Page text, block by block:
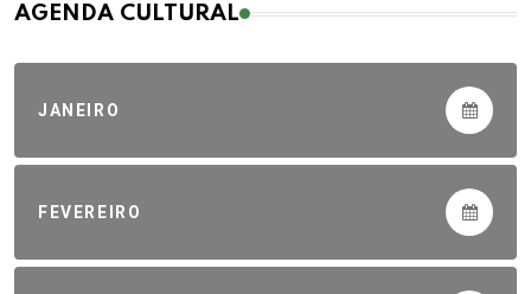
AGENDA CULTURAL
JANEIRO
FEVEREIRO